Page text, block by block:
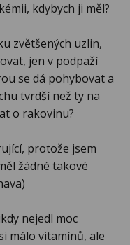
kdybych ji měl?
zvětšených uzlin,
jen v podpaží
se dá pohybovat a
tvrdší než ty na
o rakovinu?
protože jsem
žádné takové
nejedl moc
málo vitamínů, ale